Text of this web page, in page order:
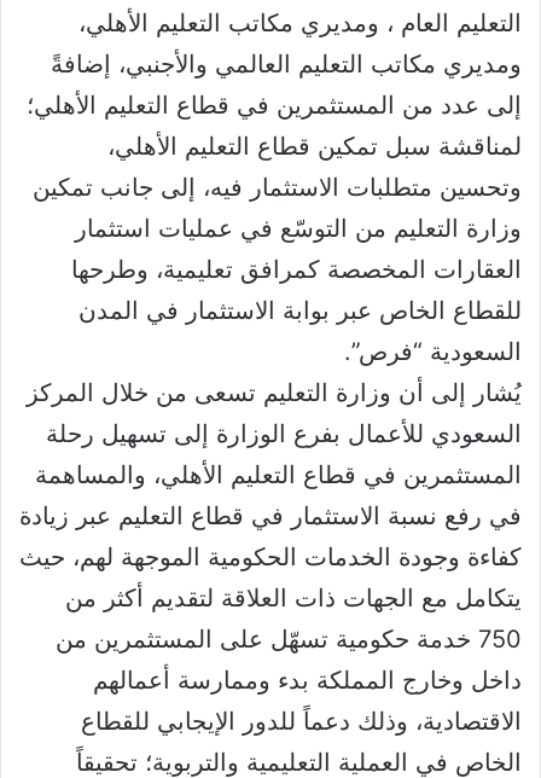
التعليم العام ، ومديري مكاتب التعليم الأهلي،
ومديري مكاتب التعليم العالمي والأجنبي، إضافةً
إلى عدد من المستثمرين في قطاع التعليم الأهلي؛
لمناقشة سبل تمكين قطاع التعليم الأهلي،
وتحسين متطلبات الاستثمار فيه، إلى جانب تمكين
وزارة التعليم من التوسّع في عمليات استثمار
العقارات المخصصة كمرافق تعليمية، وطرحها
للقطاع الخاص عبر بوابة الاستثمار في المدن
السعودية “فرص”.
يُشار إلى أن وزارة التعليم تسعى من خلال المركز
السعودي للأعمال بفرع الوزارة إلى تسهيل رحلة
المستثمرين في قطاع التعليم الأهلي، والمساهمة
في رفع نسبة الاستثمار في قطاع التعليم عبر زيادة
كفاءة وجودة الخدمات الحكومية الموجهة لهم، حيث
يتكامل مع الجهات ذات العلاقة لتقديم أكثر من
750 خدمة حكومية تسهّل على المستثمرين من
داخل وخارج المملكة بدء وممارسة أعمالهم
الاقتصادية، وذلك دعماً للدور الإيجابي للقطاع
الخاص في العملية التعليمية والتربوية؛ تحقيقاً